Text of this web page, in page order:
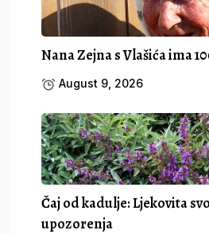
Nana Zejna s Vlašića ima
August 9, 2026
Čaj od kadulje: Ljekovita
upozorenja